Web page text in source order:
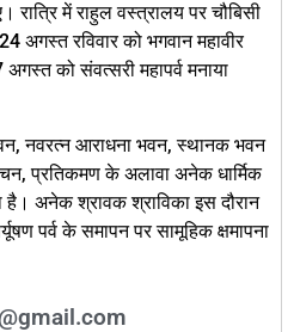
में राहुल वस्त्रालय पर चौबिसी
अगस्त रविवार को भगवान महावीर
को संवत्सरी महापर्व मनाया
नवरत्न आराधना भवन, स्थानक भवन
प्रतिकमण के अलावा अनेक धार्मिक
है। अनेक श्रावक श्राविका इस दौरान
पर्व के समापन पर सामूहिक क्षमापना